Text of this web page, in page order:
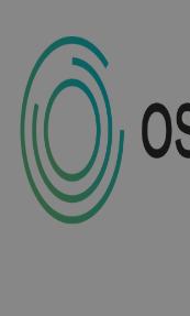
Advocacy & Legal